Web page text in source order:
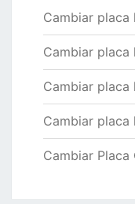
Cambiar placa
Cambiar placa
Cambiar placa
Cambiar
Cambiar